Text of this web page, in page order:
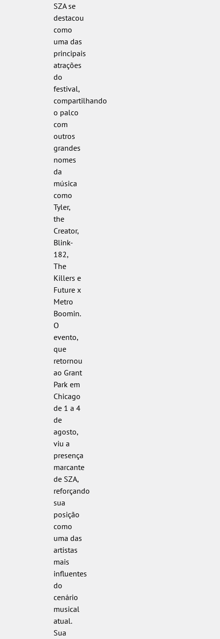
SZA se
destacou
como
uma das
principais
atrações
do
festival,
compartilhando
o palco
com
outros
grandes
nomes
da
música
como
Tyler,
the
Creator,
Blink-
182,
The
Killers e
Future x
Metro
Boomin.
O
evento,
que
retornou
ao Grant
Park em
Chicago
de 1 a 4
de
agosto,
viu a
presença
marcante
de SZA,
reforçando
sua
posição
como
uma das
artistas
mais
influentes
do
cenário
musical
atual.
Sua